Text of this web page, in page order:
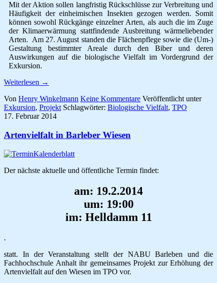
Mit der Aktion sollen langfristig Rückschlüsse zur Verbreitung und
Häufigkeit der einheimischen Insekten gezogen werden. Somit
können sowohl Rückgänge einzelner Arten, als auch die im Zuge
der Klimaerwärmung stattfindende Ausbreitung wärmeliebender
Arten. Am 27. August standen die Flächenpflege sowie die (Um-)
Gestaltung bestimmter Areale durch den Biber und deren
Auswirkungen auf die biologische Vielfalt im Vordergrund der
Exkursion.
Weiterlesen →
Von Henry Winkelmann Keine Kommentare Veröffentlicht unter
Exkursion, Projekt Schlagwörter: Biologische Vielfalt, TPO
17. Februar 2014
Artenvielfalt in Barleber Wiesen
Der nächste aktuelle und öffentliche Termin findet:
am: 19.2.2014
um: 19:00
im: Helldamm 11
.
statt. In der Veranstaltung stellt der NABU Barleben und die
Fachhochschule Anhalt ihr gemeinsames Projekt zur Erhöhung der
Artenvielfalt auf den Wiesen im TPO vor.